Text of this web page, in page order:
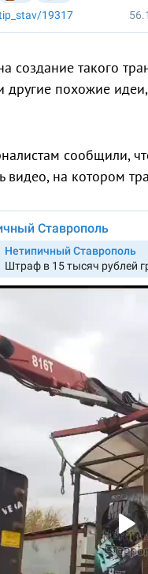
создание такого
другие похожие
сообщили,
видео, на котором